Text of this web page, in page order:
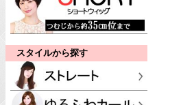
スタイルから探す